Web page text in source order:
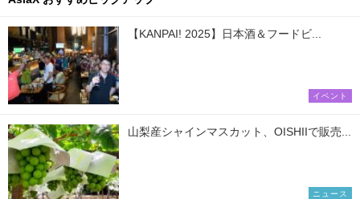
【KANPAI! 2025】日本酒＆フードビ...
イベント
山梨産シャインマスカット、OISHIIで販売...
ニュース